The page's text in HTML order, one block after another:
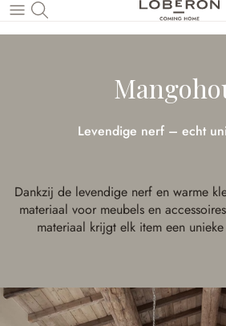
Naar de hoofdinhoud
Levendige nerf – echt
Dankzij de levendige nerf en warme
materiaal voor meubels en
materiaal krijgt elk item een